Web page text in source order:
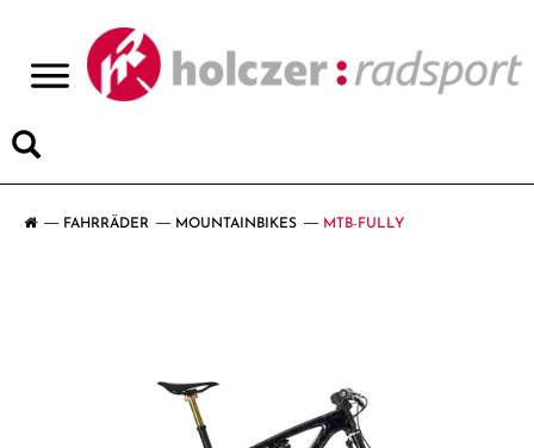
FAHRRÄDER MOUNTAINBIKES MTB-FULLY